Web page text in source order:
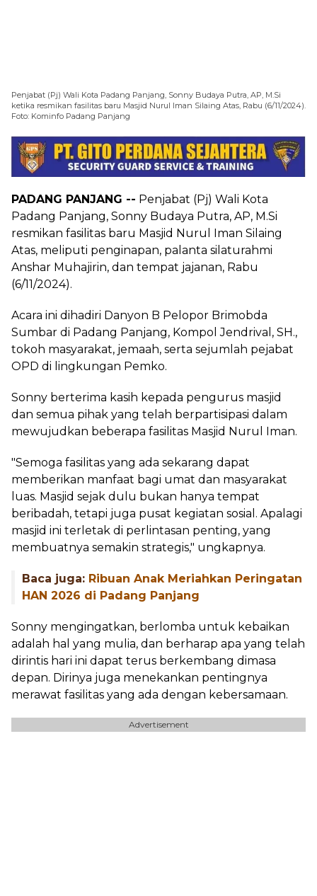
Penjabat (Pj) Wali Kota Padang Panjang, Sonny Budaya Putra, AP, M.Si
ketika resmikan fasilitas baru Masjid Nurul Iman Silaing Atas, Rabu (6/11/2024).
Foto: Kominfo Padang Panjang
PADANG PANJANG -- Penjabat (Pj) Wali Kota
Padang Panjang, Sonny Budaya Putra, AP, M.Si
resmikan fasilitas baru Masjid Nurul Iman Silaing
Atas, meliputi penginapan, palanta silaturahmi
Anshar Muhajirin, dan tempat jajanan, Rabu
(6/11/2024).
Acara ini dihadiri Danyon B Pelopor Brimobda
Sumbar di Padang Panjang, Kompol Jendrival, SH.,
tokoh masyarakat, jemaah, serta sejumlah pejabat
OPD di lingkungan Pemko.
Sonny berterima kasih kepada pengurus masjid
dan semua pihak yang telah berpartisipasi dalam
mewujudkan beberapa fasilitas Masjid Nurul Iman.
"Semoga fasilitas yang ada sekarang dapat
memberikan manfaat bagi umat dan masyarakat
luas. Masjid sejak dulu bukan hanya tempat
beribadah, tetapi juga pusat kegiatan sosial. Apalagi
masjid ini terletak di perlintasan penting, yang
membuatnya semakin strategis," ungkapnya.
Baca juga: Ribuan Anak Meriahkan Peringatan
HAN 2026 di Padang Panjang
Sonny mengingatkan, berlomba untuk kebaikan
adalah hal yang mulia, dan berharap apa yang telah
dirintis hari ini dapat terus berkembang dimasa
depan. Dirinya juga menekankan pentingnya
merawat fasilitas yang ada dengan kebersamaan.
Advertisement